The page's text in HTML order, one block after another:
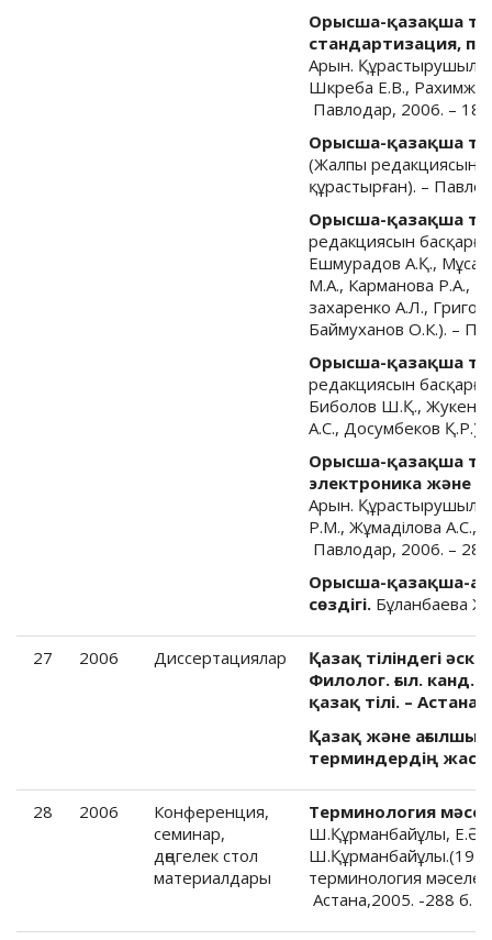
Орысша-қазақша
стандартизация,
Арын.
Шкреба Е.В.,
Павлодар, 2006. –
Орысша-қазақша
(Жалпы редакциясын
құрастырған). –
Орысша-қазақша
редакциясын
Ешмурадов А.Қ.,
М.А., Карманова Р.А.,
захаренко А.Л.,
Баймуханов О.К.). –
Орысша-қазақша
редакциясын
Биболов Ш.Қ.,
А.С., Досумбеков Қ.Р.).
Орысша-қазақша
электроника және
Арын.
Р.М., Жұмаділова А.С.,
Павлодар, 2006. –
Орысша-қазақша-
сөздігі. Бұланбаева
27 2006 Диссертациялар
Қазақ тіліндегі
Филолог. ғыл. канд.
қазақ тілі. – Астана,
Қазақ және
терминдердің
28 2006
Конференция,
семинар,
дөңгелек стол
материалдары
Терминология
Ш.Құрманбайұлы,
терминология
Астана,2005. -288 б.